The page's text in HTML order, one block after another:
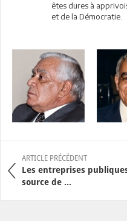
êtes dures à
et de la Démocratie.
ARTICLE PRÉCÉDENT
Les entreprises
source de ...